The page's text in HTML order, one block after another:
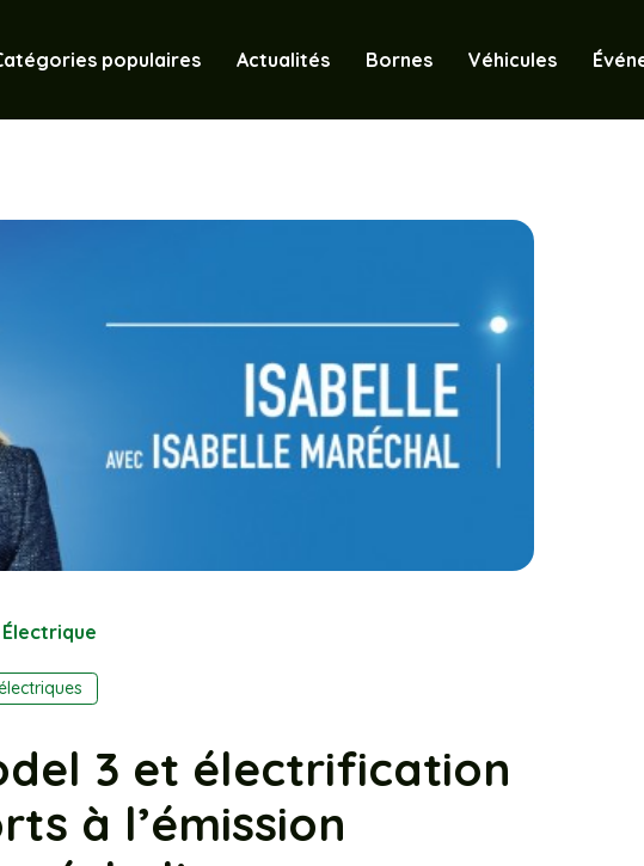
populaires Actualités Bornes Véhicules
3 et électrification
à l’émission